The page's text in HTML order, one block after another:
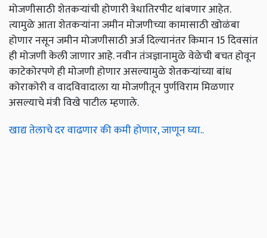
मोजणीसाठी शेतकऱ्यांची होणारी त्रेधातिरपीट थांबणार आहेत.
त्यामुळे आता शेतकऱ्यांना जमीन मोजणीच्या कामासाठी खोळंबा
होणार नसून जमीन मोजणीसाठी अर्ज दिल्यानंतर किमान 15 दिवसांत
ही मोजणी केली जाणार आहे. नवीन तंञज्ञानामुळे वेळेची बचत होवून
काटेकोरपणे ही मोजणी होणार असल्यामुळे शेतकऱ्यांच्या बांध
कोराकोरी व वादविवादाला या मोजणीतून पुर्णविराम मिळणार
असल्याचे मंत्री विखे पाटील म्हणाले.
खाद्य तेलाचे दर वाढणार की कमी होणार, जाणून घ्या..